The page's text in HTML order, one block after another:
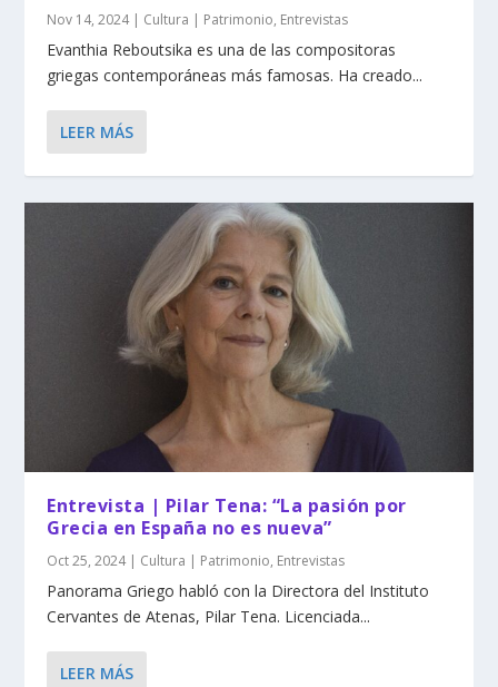
Nov 14, 2024| Cultura | Patrimonio, Entrevistas
Evanthia Reboutsika es una de las compositoras
griegas contemporáneas más famosas. Ha creado...
LEER MÁS
Entrevista | Pilar Tena: “La pasión por
Grecia en España no es nueva”
Oct 25, 2024| Cultura | Patrimonio, Entrevistas
Panorama Griego habló con la Directora del Instituto
Cervantes de Atenas, Pilar Tena. Licenciada...
LEER MÁS